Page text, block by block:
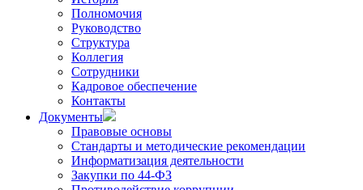
Полномочия
Руководство
Структура
Коллегия
Сотрудники
Кадровое обеспечение
Контакты
Документы
Правовые основы
Стандарты и методические рекомендации
Информатизация деятельности
Закупки по 44-ФЗ